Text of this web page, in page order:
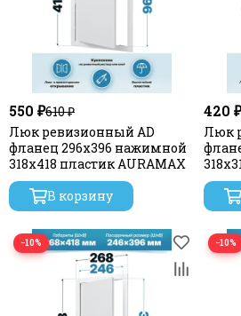
550 ₽610 ₽
Люк ревизионный AD
фланец 296х396 нажимной
318х418 пластик AURAMAX
В корзину
420 ₽
Люк
−10% −10%